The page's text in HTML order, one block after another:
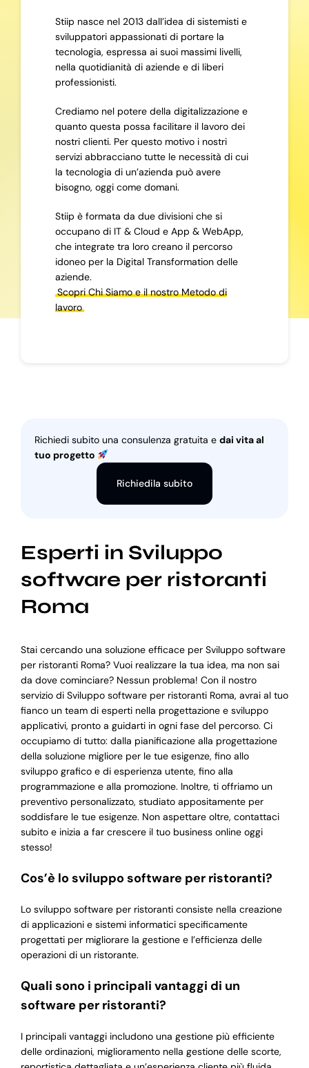
Stiip nasce nel 2013 dall’idea di sistemisti e
sviluppatori appassionati di portare la
tecnologia, espressa ai suoi massimi livelli,
nella quotidianità di aziende e di liberi
professionisti.
Crediamo nel potere della digitalizzazione e
quanto questa possa facilitare il lavoro dei
nostri clienti. Per questo motivo i nostri
servizi abbracciano tutte le necessità di cui
la tecnologia di un’azienda può avere
bisogno, oggi come domani.
Stiip è formata da due divisioni che si
occupano di IT & Cloud e App & WebApp,
che integrate tra loro creano il percorso
idoneo per la Digital Transformation delle
aziende.
Scopri Chi Siamo e il nostro Metodo di
lavoro
Richiedi subito una consulenza gratuita e dai vita al
tuo progetto
Richiedila subito
Esperti in Sviluppo
software per ristoranti
Roma
Stai cercando una soluzione efficace per Sviluppo software
per ristoranti Roma? Vuoi realizzare la tua idea, ma non sai
da dove cominciare? Nessun problema! Con il nostro
servizio di Sviluppo software per ristoranti Roma, avrai al tuo
fianco un team di esperti nella progettazione e sviluppo
applicativi, pronto a guidarti in ogni fase del percorso. Ci
occupiamo di tutto: dalla pianificazione alla progettazione
della soluzione migliore per le tue esigenze, fino allo
sviluppo grafico e di esperienza utente, fino alla
programmazione e alla promozione. Inoltre, ti offriamo un
preventivo personalizzato, studiato appositamente per
soddisfare le tue esigenze. Non aspettare oltre, contattaci
subito e inizia a far crescere il tuo business online oggi
stesso!
Cos’è lo sviluppo software per ristoranti?
Lo sviluppo software per ristoranti consiste nella creazione
di applicazioni e sistemi informatici specificamente
progettati per migliorare la gestione e l’efficienza delle
operazioni di un ristorante.
Quali sono i principali vantaggi di un
software per ristoranti?
I principali vantaggi includono una gestione più efficiente
delle ordinazioni, miglioramento nella gestione delle scorte,